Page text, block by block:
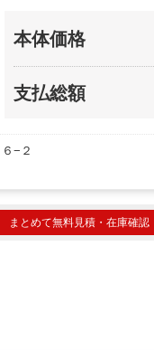
本体価格
支払総額
−２
まとめて無料見積・在庫確認